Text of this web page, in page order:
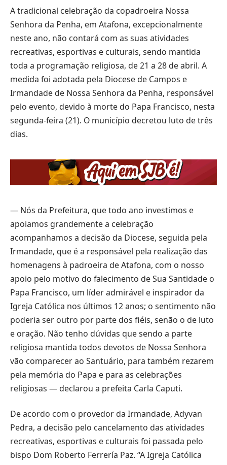
A tradicional celebração da copadroeira Nossa
Senhora da Penha, em Atafona, excepcionalmente
neste ano, não contará com as suas atividades
recreativas, esportivas e culturais, sendo mantida
toda a programação religiosa, de 21 a 28 de abril. A
medida foi adotada pela Diocese de Campos e
Irmandade de Nossa Senhora da Penha, responsável
pelo evento, devido à morte do Papa Francisco, nesta
segunda-feira (21). O município decretou luto de três
dias.
— Nós da Prefeitura, que todo ano investimos e
apoiamos grandemente a celebração
acompanhamos a decisão da Diocese, seguida pela
Irmandade, que é a responsável pela realização das
homenagens à padroeira de Atafona, com o nosso
apoio pelo motivo do falecimento de Sua Santidade o
Papa Francisco, um líder admirável e inspirador da
Igreja Católica nos últimos 12 anos; o sentimento não
poderia ser outro por parte dos fiéis, senão o de luto
e oração. Não tenho dúvidas que sendo a parte
religiosa mantida todos devotos de Nossa Senhora
vão comparecer ao Santuário, para também rezarem
pela memória do Papa e para as celebrações
religiosas — declarou a prefeita Carla Caputi.
De acordo com o provedor da Irmandade, Adyvan
Pedra, a decisão pelo cancelamento das atividades
recreativas, esportivas e culturais foi passada pelo
bispo Dom Roberto Ferrería Paz. “A Igreja Católica